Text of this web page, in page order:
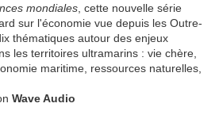
mondiales , cette nouvelle série
sur l'économie vue depuis les Outre-
thématiques autour des enjeux
les territoires ultramarins : vie chère,
maritime, ressources naturelles,
Wave Audio